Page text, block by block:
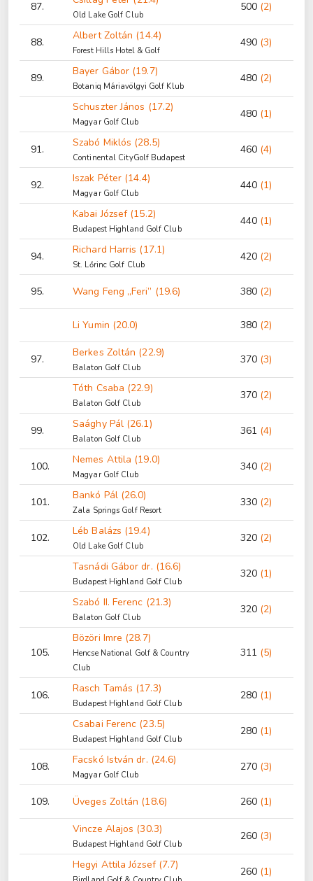
87.
Old Lake Golf Club
500 (2)
88.
Albert Zoltán (14.4)
Forest Hills Hotel & Golf
490 (3)
89.
Bayer Gábor (19.7)
Botaniq Máriavölgyi Golf Klub
480 (2)
Schuszter János (17.2)
Magyar Golf Club
480 (1)
91.
Szabó Miklós (28.5)
Continental CityGolf Budapest
460 (4)
92.
Iszak Péter (14.4)
Magyar Golf Club
440 (1)
Kabai József (15.2)
Budapest Highland Golf Club
440 (1)
94.
Richard Harris (17.1)
St. Lőrinc Golf Club
420 (2)
95. Wang Feng „Feri” (19.6) 380 (2)
Li Yumin (20.0) 380 (2)
97.
Berkes Zoltán (22.9)
Balaton Golf Club
370 (3)
Tóth Csaba (22.9)
Balaton Golf Club
370 (2)
99.
Saághy Pál (26.1)
Balaton Golf Club
361 (4)
100.
Nemes Attila (19.0)
Magyar Golf Club
340 (2)
101.
Bankó Pál (26.0)
Zala Springs Golf Resort
330 (2)
102.
Léb Balázs (19.4)
Old Lake Golf Club
320 (2)
Tasnádi Gábor dr. (16.6)
Budapest Highland Golf Club
320 (1)
Szabó II. Ferenc (21.3)
Balaton Golf Club
320 (2)
105.
Bözöri Imre (28.7)
Hencse National Golf & Country
Club
311 (5)
106.
Rasch Tamás (17.3)
Budapest Highland Golf Club
280 (1)
Csabai Ferenc (23.5)
Budapest Highland Golf Club
280 (1)
108.
Facskó István dr. (24.6)
Magyar Golf Club
270 (3)
109. Üveges Zoltán (18.6) 260 (1)
Vincze Alajos (30.3)
Budapest Highland Golf Club
260 (3)
Hegyi Attila József (7.7)
260 (1)